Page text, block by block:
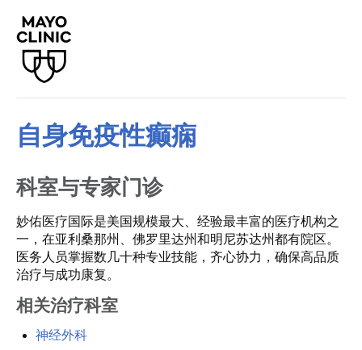
自身免疫性癫痫
科室与专家门诊
妙佑医疗国际是美国规模最大、经验最丰富的医疗机构之
一，在亚利桑那州、佛罗里达州和明尼苏达州都有院区。
医务人员掌握数几十种专业技能，齐心协力，确保高品质
治疗与成功康复。
相关治疗科室
神经外科